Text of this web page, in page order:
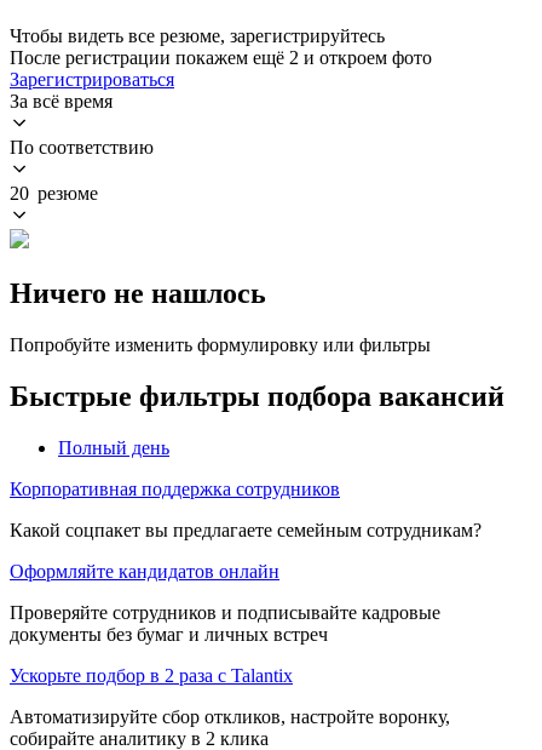
Чтобы видеть все резюме, зарегистрируйтесь
После регистрации покажем ещё 2 и откроем фото
Зарегистрироваться
За всё время
По соответствию
20 резюме
Ничего не нашлось
Попробуйте изменить формулировку или фильтры
Быстрые фильтры подбора вакансий
Полный день
Корпоративная поддержка сотрудников
Какой соцпакет вы предлагаете семейным сотрудникам?
Оформляйте кандидатов онлайн
Проверяйте сотрудников и подписывайте кадровые
документы без бумаг и личных встреч
Ускорьте подбор в 2 раза с Talantix
Автоматизируйте сбор откликов, настройте воронку,
собирайте аналитику в 2 клика